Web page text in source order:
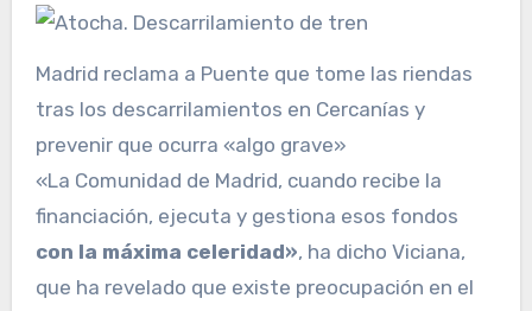
Madrid reclama a Puente que tome las riendas
tras los descarrilamientos en Cercanías y
prevenir que ocurra «algo grave»
«La Comunidad de Madrid, cuando recibe la
financiación, ejecuta y gestiona esos fondos
con la máxima celeridad», ha dicho Viciana,
que ha revelado que existe preocupación en el